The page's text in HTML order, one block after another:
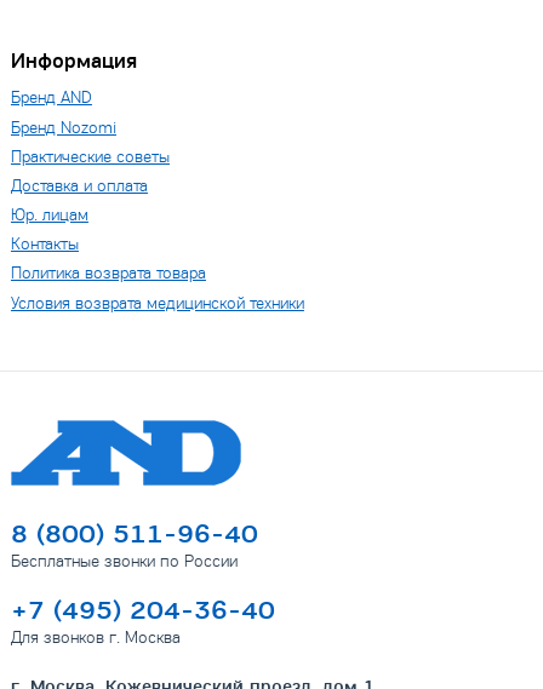
Информация
Бренд AND
Бренд Nozomi
Практические советы
Доставка и оплата
Юр. лицам
Контакты
Политика возврата товара
Условия возврата медицинской техники
8 (800) 511-96-40
Бесплатные звонки по России
+7 (495) 204-36-40
Для звонков г. Москва